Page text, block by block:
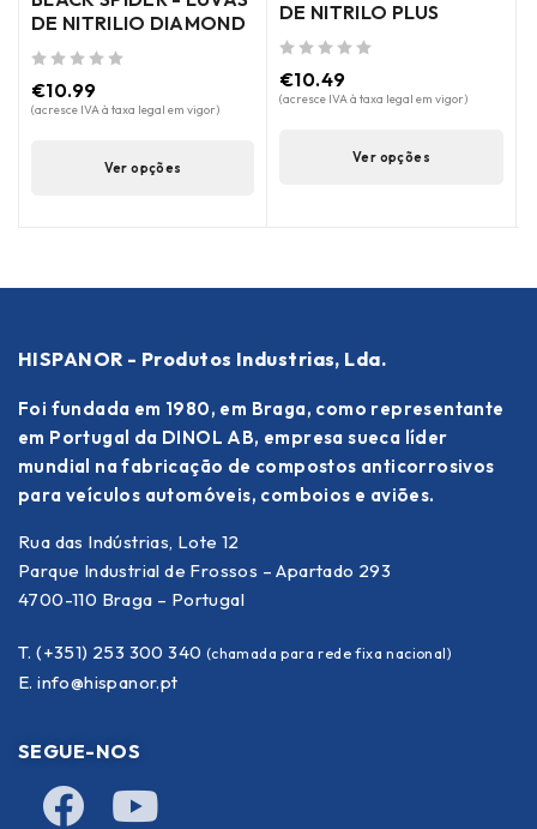
DE NITRILIO DIAMOND
€10.99
(acresce IVA à taxa legal em vigor)
Ver opções
DE NITRILO PLUS
€10.49
(acresce IVA à taxa legal em vigor)
Ver opções
HISPANOR - Produtos Industrias, Lda.
Foi fundada em 1980, em Braga, como representante
em Portugal da DINOL AB, empresa sueca líder
mundial na fabricação de compostos anticorrosivos
para veículos automóveis, comboios e aviões.
Rua das Indústrias, Lote 12
Parque Industrial de Frossos – Apartado 293
4700-110 Braga – Portugal
T. (+351) 253 300 340 (chamada para rede fixa nacional)
E. info@hispanor.pt
SEGUE-NOS